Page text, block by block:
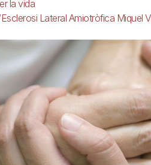
la vida
Lateral Amiotròfica Miquel